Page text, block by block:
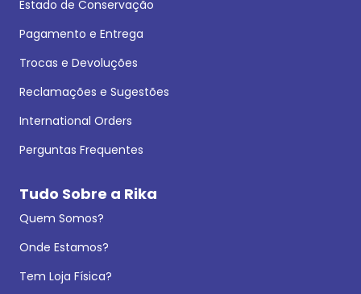
Estado de Conservação
Pagamento e Entrega
Trocas e Devoluções
Reclamações e Sugestões
International Orders
Perguntas Frequentes
Tudo Sobre a Rika
Quem Somos?
Onde Estamos?
Tem Loja Física?